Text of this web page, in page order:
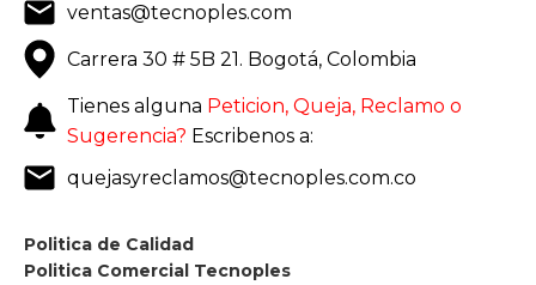
ventas@tecnoples.com
Carrera 30 # 5B 21. Bogotá, Colombia
Tienes alguna Peticion, Queja, Reclamo o
Sugerencia? Escribenos a:
quejasyreclamos@tecnoples.com.co
Politica de Calidad
Politica Comercial Tecnoples